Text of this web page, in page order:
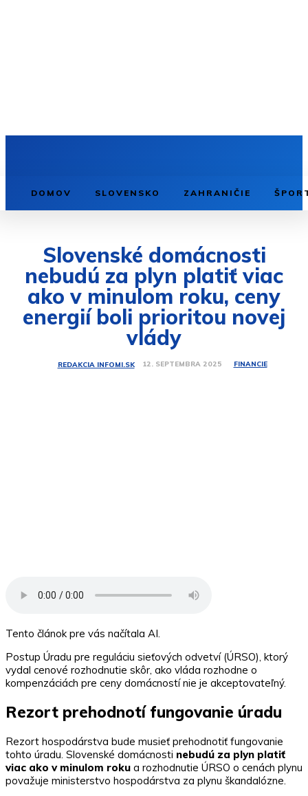
DOMOV SLOVENSKO ZAHRANIČIE
Slovenské domácnosti
nebudú za plyn platiť viac
ako v minulom roku, ceny
energií boli prioritou novej
vlády
REDAKCIA INFOMI.SK 12. SEPTEMBRA 2025 FINANCIE
Tento článok pre vás načítala AI.
Postup Úradu pre reguláciu sieťových odvetví (ÚRSO), ktorý
vydal cenové rozhodnutie skôr, ako vláda rozhodne o
kompenzáciách pre ceny domácností nie je akceptovateľný.
Rezort prehodnotí fungovanie úradu
Rezort hospodárstva bude musieť prehodnotiť fungovanie
tohto úradu. Slovenské domácnosti nebudú za plyn platiť
viac ako v minulom roku a rozhodnutie ÚRSO o cenách plynu
považuje ministerstvo hospodárstva za plynu škandalózne.